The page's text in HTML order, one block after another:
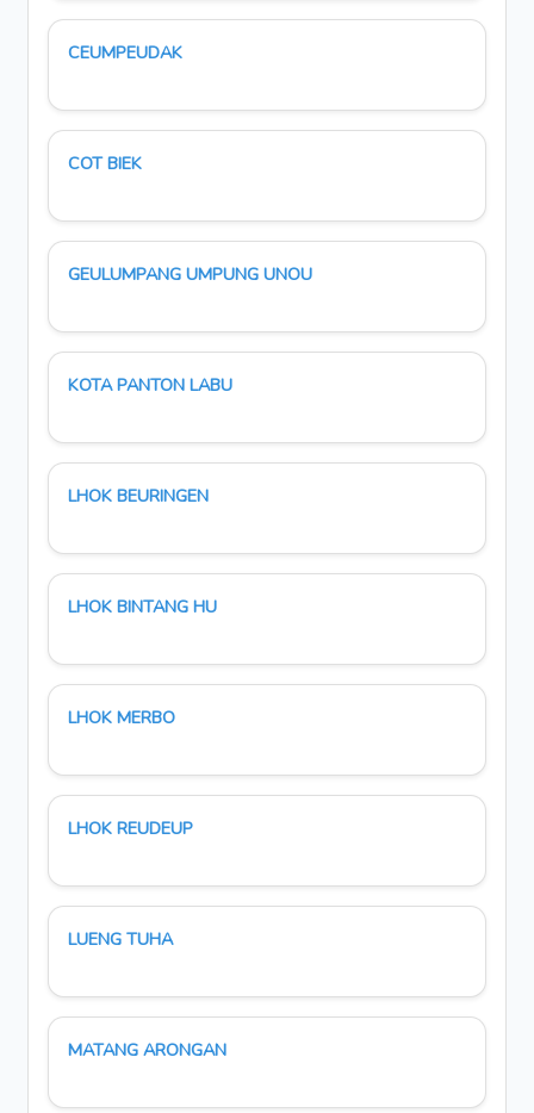
CEUMPEUDAK
COT BIEK
GEULUMPANG UMPUNG UNOU
KOTA PANTON LABU
LHOK BEURINGEN
LHOK BINTANG HU
LHOK MERBO
LHOK REUDEUP
LUENG TUHA
MATANG ARONGAN